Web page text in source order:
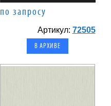
по запросу
Артикул: 72505
В АРХИВЕ